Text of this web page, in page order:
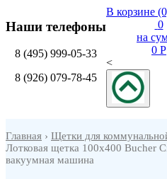
Наши телефоны
8 (495) 999-05-33
8 (926) 079-78-45
В корзине
0
на
0 P
Главная › Щетки для
Лотковая щетка 100х400 Bucher
вакуумная машина
<